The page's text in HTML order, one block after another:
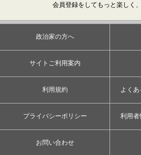
会員登録をしてもっと楽しく、
政治家の方へ
サイトご利用案内
利用規約 よくあ
プライバシーポリシー 利用者
お問い合わせ